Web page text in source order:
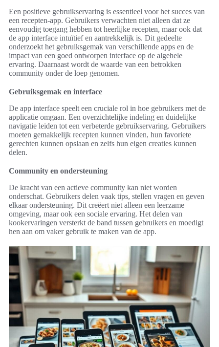
Een positieve gebruikservaring is essentieel voor het succes van
een recepten-app. Gebruikers verwachten niet alleen dat ze
eenvoudig toegang hebben tot heerlijke recepten, maar ook dat
de app interface intuïtief en aantrekkelijk is. Dit gedeelte
onderzoekt het gebruiksgemak van verschillende apps en de
impact van een goed ontworpen interface op de algehele
ervaring. Daarnaast wordt de waarde van een betrokken
community onder de loep genomen.
Gebruiksgemak en interface
De app interface speelt een cruciale rol in hoe gebruikers met de
applicatie omgaan. Een overzichtelijke indeling en duidelijke
navigatie leiden tot een verbeterde gebruikservaring. Gebruikers
moeten gemakkelijk recepten kunnen vinden, hun favoriete
gerechten kunnen opslaan en zelfs hun eigen creaties kunnen
delen.
Community en ondersteuning
De kracht van een actieve community kan niet worden
onderschat. Gebruikers delen vaak tips, stellen vragen en geven
elkaar ondersteuning. Dit creëert niet alleen een leerzame
omgeving, maar ook een sociale ervaring. Het delen van
kookervaringen versterkt de band tussen gebruikers en moedigt
hen aan om vaker gebruik te maken van de app.